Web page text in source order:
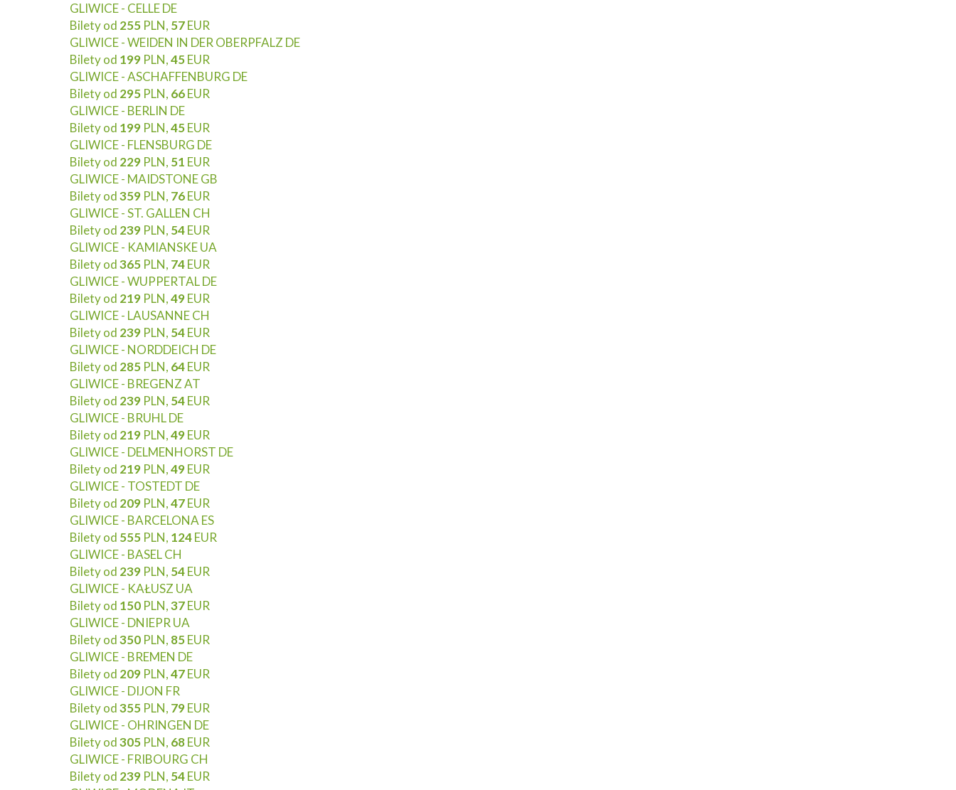
GLIWICE - CELLE DE
Bilety od 255 PLN, 57EUR
GLIWICE - WEIDEN IN DER OBERPFALZ DE
Bilety od 199 PLN,45EUR
GLIWICE - ASCHAFFENBURG DE
Bilety od 295 PLN, 66EUR
GLIWICE - BERLIN DE
Bilety od 199 PLN,45EUR
GLIWICE - FLENSBURG DE
Bilety od 229 PLN, 51 EUR
GLIWICE - MAIDSTONE GB
Bilety od359 PLN, 76EUR
GLIWICE - ST. GALLEN CH
Bilety od 239 PLN, 54EUR
GLIWICE - KAMIANSKE UA
Bilety od365 PLN, 74EUR
GLIWICE - WUPPERTAL DE
Bilety od 219 PLN,49EUR
GLIWICE - LAUSANNE CH
Bilety od 239 PLN, 54EUR
GLIWICE - NORDDEICH DE
Bilety od 285 PLN, 64EUR
GLIWICE - BREGENZ AT
Bilety od 239 PLN, 54EUR
GLIWICE - BRUHL DE
Bilety od 219 PLN,49EUR
GLIWICE - DELMENHORST DE
Bilety od 219 PLN,49EUR
GLIWICE - TOSTEDT DE
Bilety od 209 PLN,47EUR
GLIWICE - BARCELONA ES
Bilety od 555 PLN, 124EUR
GLIWICE - BASEL CH
Bilety od 239 PLN, 54EUR
GLIWICE - KAŁUSZ UA
Bilety od 150 PLN,37EUR
GLIWICE - DNIEPR UA
Bilety od350 PLN, 85EUR
GLIWICE - BREMEN DE
Bilety od 209 PLN,47EUR
GLIWICE - DIJON FR
Bilety od355 PLN, 79EUR
GLIWICE - OHRINGEN DE
Bilety od305 PLN, 68EUR
GLIWICE - FRIBOURG CH
Bilety od 239 PLN, 54EUR